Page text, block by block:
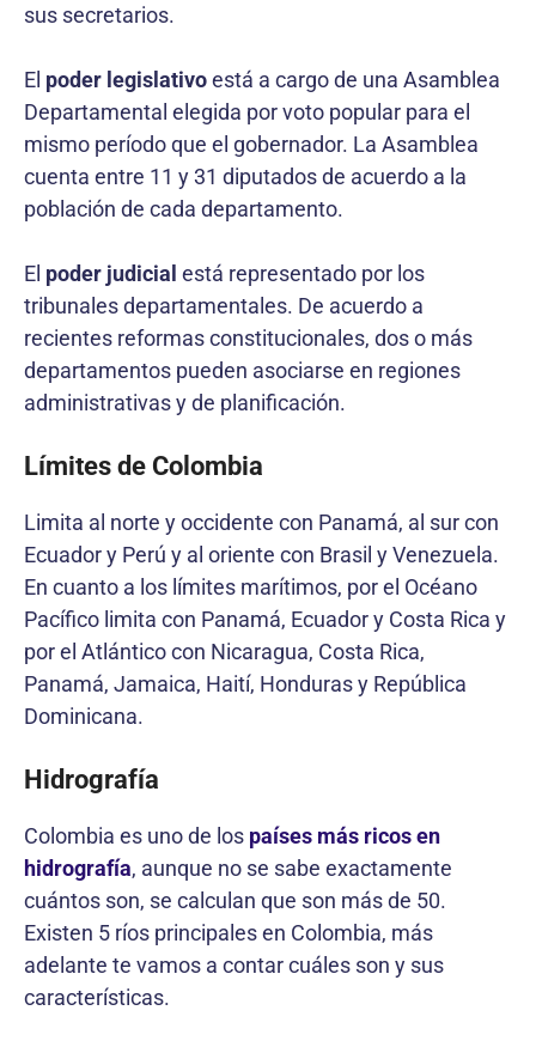
sus secretarios.
El poder legislativoestá a cargo de una Asamblea
Departamental elegida por voto popular para el
mismo período que el gobernador. La Asamblea
cuenta entre 11 y 31 diputados de acuerdo a la
población de cada departamento.
El poder judicial está representado por los
tribunales departamentales. De acuerdo a
recientes reformas constitucionales, dos o más
departamentos pueden asociarse en regiones
administrativas y de planificación.
Límites de Colombia
Limita al norte y occidente con Panamá, al sur con
Ecuador y Perú y al oriente con Brasil y Venezuela.
En cuanto a los límites marítimos, por el Océano
Pacífico limita con Panamá, Ecuador y Costa Rica y
por el Atlántico con Nicaragua, Costa Rica,
Panamá, Jamaica, Haití, Honduras y República
Dominicana.
Hidrografía
Colombia es uno de los países más ricos en
hidrografía, aunque no se sabe exactamente
cuántos son, se calculan que son más de 50.
Existen 5 ríos principales en Colombia, más
adelante te vamos a contar cuáles son y sus
características.